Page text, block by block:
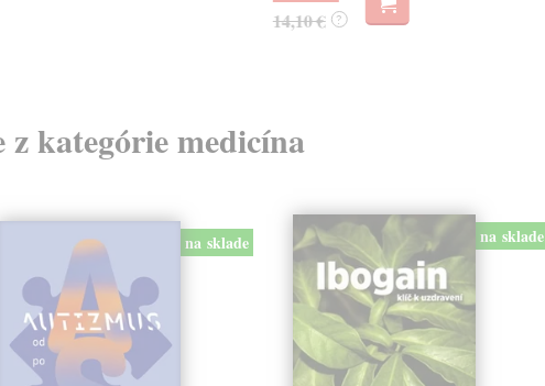
14,10 € ?
z kategórie medicína
na sklade na sklade